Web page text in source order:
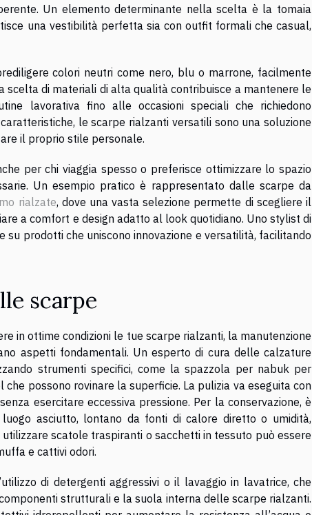
Un elemento determinante nella scelta è la tomaia
una vestibilità perfetta sia con outfit formali che casual,
colori neutri come nero, blu o marrone, facilmente
scelta di materiali di alta qualità contribuisce a mantenere le
lavorativa fino alle occasioni speciali che richiedono
le scarpe rialzanti versatili sono una soluzione
il proprio stile personale.
per chi viaggia spesso o preferisce ottimizzare lo spazio
Un esempio pratico è rappresentato dalle scarpe da
rialzate, dove una vasta selezione permette di scegliere il
a comfort e design adatto al look quotidiano. Uno stylist di
prodotti che uniscono innovazione e versatilità, facilitando
scarpe
in ottime condizioni le tue scarpe rialzanti, la manutenzione
aspetti fondamentali. Un esperto di cura delle calzature
strumenti specifici, come la spazzola per nabuk per
possono rovinare la superficie. La pulizia va eseguita con
esercitare eccessiva pressione. Per la conservazione, è
asciutto, lontano da fonti di calore diretto o umidità,
scatole traspiranti o sacchetti in tessuto può essere
e cattivi odori.
di detergenti aggressivi o il lavaggio in lavatrice, che
strutturali e la suola interna delle scarpe rialzanti.